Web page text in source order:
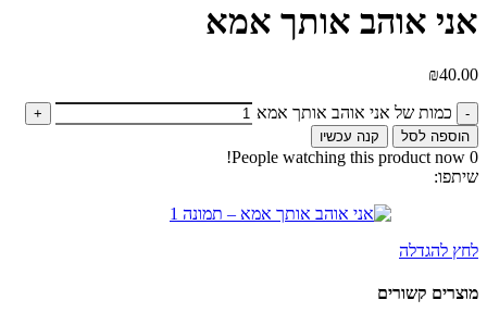
אני אוהב אותך אמא
₪40.00
כמות של אני אוהב אותך אמא
הוספה לסל קנה עכשיו
0
People watching this product now!
שיתפו:
לחץ להגדלה
מוצרים קשורים